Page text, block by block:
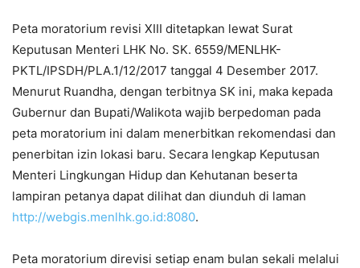
Peta moratorium revisi XIII ditetapkan lewat Surat
Keputusan Menteri LHK No. SK. 6559/MENLHK-
PKTL/IPSDH/PLA.1/12/2017 tanggal 4 Desember 2017.
Menurut Ruandha, dengan terbitnya SK ini, maka kepada
Gubernur dan Bupati/Walikota wajib berpedoman pada
peta moratorium ini dalam menerbitkan rekomendasi dan
penerbitan izin lokasi baru. Secara lengkap Keputusan
Menteri Lingkungan Hidup dan Kehutanan beserta
lampiran petanya dapat dilihat dan diunduh di laman
http://webgis.menlhk.go.id:8080.
Peta moratorium direvisi setiap enam bulan sekali melalui